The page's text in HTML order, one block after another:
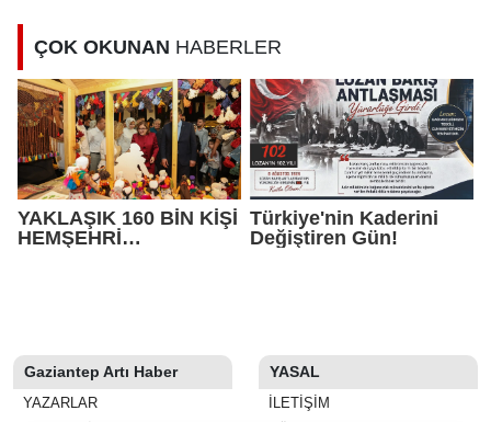
ÇOK OKUNAN HABERLER
YAKLAŞIK 160 BİN KİŞİ
HEMŞEHRİ
Türkiye'nin Kaderini
Değiştiren Gün!
Gaziantep Artı Haber
YAZARLAR
YASAL
İLETIŞIM